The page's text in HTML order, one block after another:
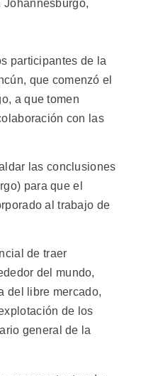
Johannesburgo,
participantes de la
que comenzó el
a que tomen
con las
las conclusiones
para que el
al trabajo de
de traer
del mundo,
del libre mercado,
de los
general de la